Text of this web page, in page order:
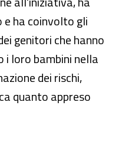
e ha coinvolto gli
genitori che hanno
loro bambini nella
dei rischi,
quanto appreso